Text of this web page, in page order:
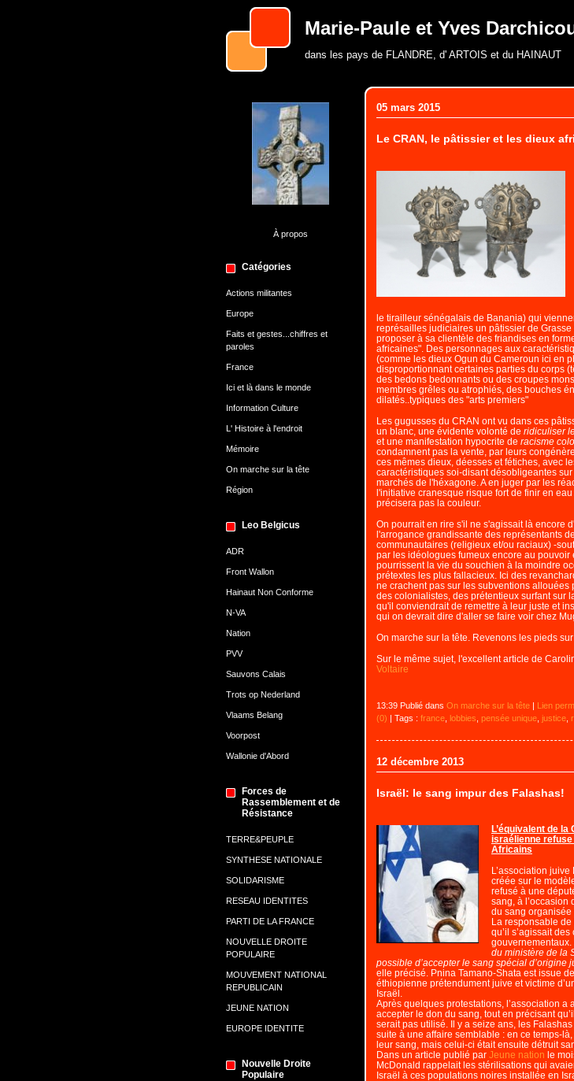
Marie-Paule et Yves
dans les pays de FLANDRE, d' ARTOIS et du HAINAUT
À propos
Catégories
Actions militantes
Europe
Faits et gestes...chiffres et
paroles
France
Ici et là dans le monde
Information Culture
L' Histoire à l'endroit
Mémoire
On marche sur la tête
Région
Leo Belgicus
ADR
Front Wallon
Hainaut Non Conforme
N-VA
Nation
PVV
Sauvons Calais
Trots op Nederland
Vlaams Belang
Voorpost
Wallonie d'Abord
Forces de
Rassemblement et de
Résistance
TERRE&PEUPLE
SYNTHESE NATIONALE
SOLIDARISME
RESEAU IDENTITES
PARTI DE LA FRANCE
NOUVELLE DROITE
POPULAIRE
MOUVEMENT NATIONAL
REPUBLICAIN
JEUNE NATION
EUROPE IDENTITE
Nouvelle Droite
Populaire
05 mars 2015
Le CRAN, le pâtissier et les dieux
le tirailleur sénégalais de Banania) qui
représailles judiciaires un pâtissier de Grasse
proposer à sa clientèle des friandises en
africaines". Des personnages aux
(comme les dieux Ogun du Cameroun ici en
disproportionnant certaines parties du corps
des bedons bedonnants ou des croupes
membres grêles ou atrophiés, des bouches
dilatés..typiques des "arts premiers"
Les gugusses du CRAN ont vu dans ces
un blanc, une évidente volonté de ridiculiser
et une manifestation hypocrite de racisme
condamnent pas la vente, par leurs
ces mêmes dieux, déesses et fétiches, avec
caractéristiques soi-disant désobligeantes
marchés de l'héxagone. A en juger par les
l'initiative cranesque risque fort de finir en
précisera pas la couleur.
On pourrait en rire s'il ne s'agissait là encore
l'arrogance grandissante des représentants
communautaires (religieux et/ou raciaux) -
par les idéologues fumeux encore au pouvoir
pourrissent la vie du souchien à la moindre
prétextes les plus fallacieux. Ici des
ne crachent pas sur les subventions allouées
des colonialistes, des prétentieux surfant sur
qu'il conviendrait de remettre à leur juste et
qui on devrait dire d'aller se faire voir chez
On marche sur la tête. Revenons les pieds
Sur le même sujet, l'excellent article de
Voltaire
13:39 Publié dans On marche sur la tête| Lien
(0) | Tags : france, lobbies pensée unique, justice,
12 décembre 2013
Israël: le sang impur des Falashas!
L’équivalent de la
israélienne refuse
Africains
L’association juive
créée sur le
refusé à une
sang, à l’occasion
du sang organisée
La responsable de
qu’il s’agissait des
gouvernementaux.
du ministère de la
possible d’accepter le sang spécial d’origine
elle précisé. Pnina Tamano-Shata est issue
éthiopienne prétendument juive et victime
Israël.
Après quelques protestations, l’association a
accepter le don du sang, tout en précisant
serait pas utilisé. Il y a seize ans, les
suite à une affaire semblable : en ce temps-
leur sang, mais celui-ci était ensuite détruit
Dans un article publié par Jeune nation le
McDonald rappelait les stérilisations qui
Israël à ces populations noires installée en